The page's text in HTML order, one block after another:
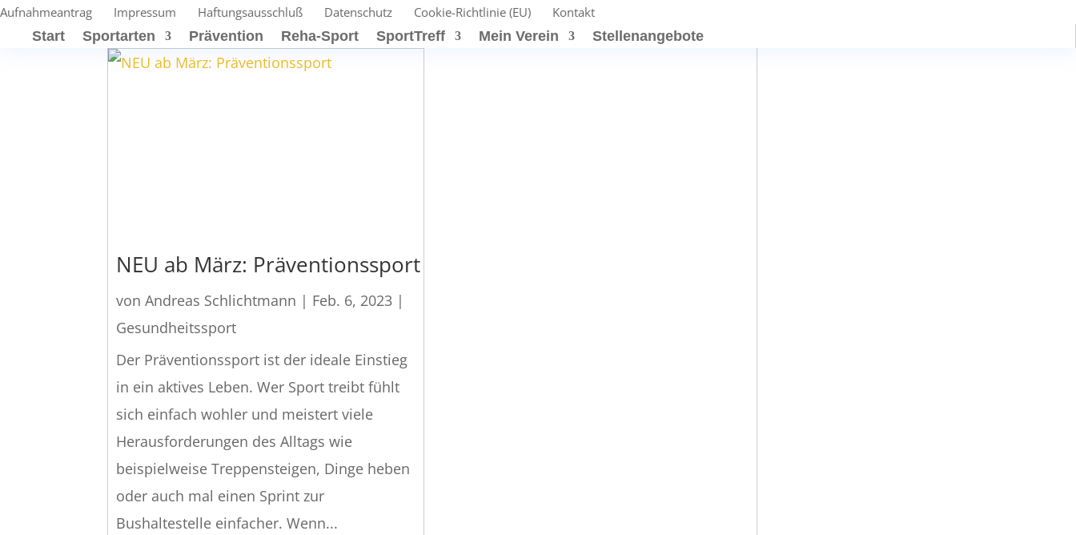
Aufnahmeantrag Impressum Haftungsausschluß Datenschutz Cookie-Richtlinie (EU)
Kontakt
Start
Sportarten Prävention Reha-Sport SportTreff Mein Verein Stellenangebote
NEU ab März: Präventionssport
vonAndreas Schlichtmann | Feb. 6, 2023 |
Gesundheitssport
Der Präventionssport ist der ideale Einstieg
in ein aktives Leben. Wer Sport treibt fühlt
sich einfach wohler und meistert viele
Herausforderungen des Alltags wie
beispielweise Treppensteigen, Dinge heben
oder auch mal einen Sprint zur
Bushaltestelle einfacher. Wenn...